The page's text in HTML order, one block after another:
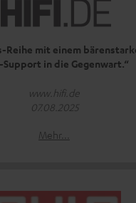
mit einem
in die Gegenwart.“
www.hifi.de
07.08.2025
Mehr...